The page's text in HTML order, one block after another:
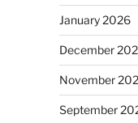
January 2026
December
November
September